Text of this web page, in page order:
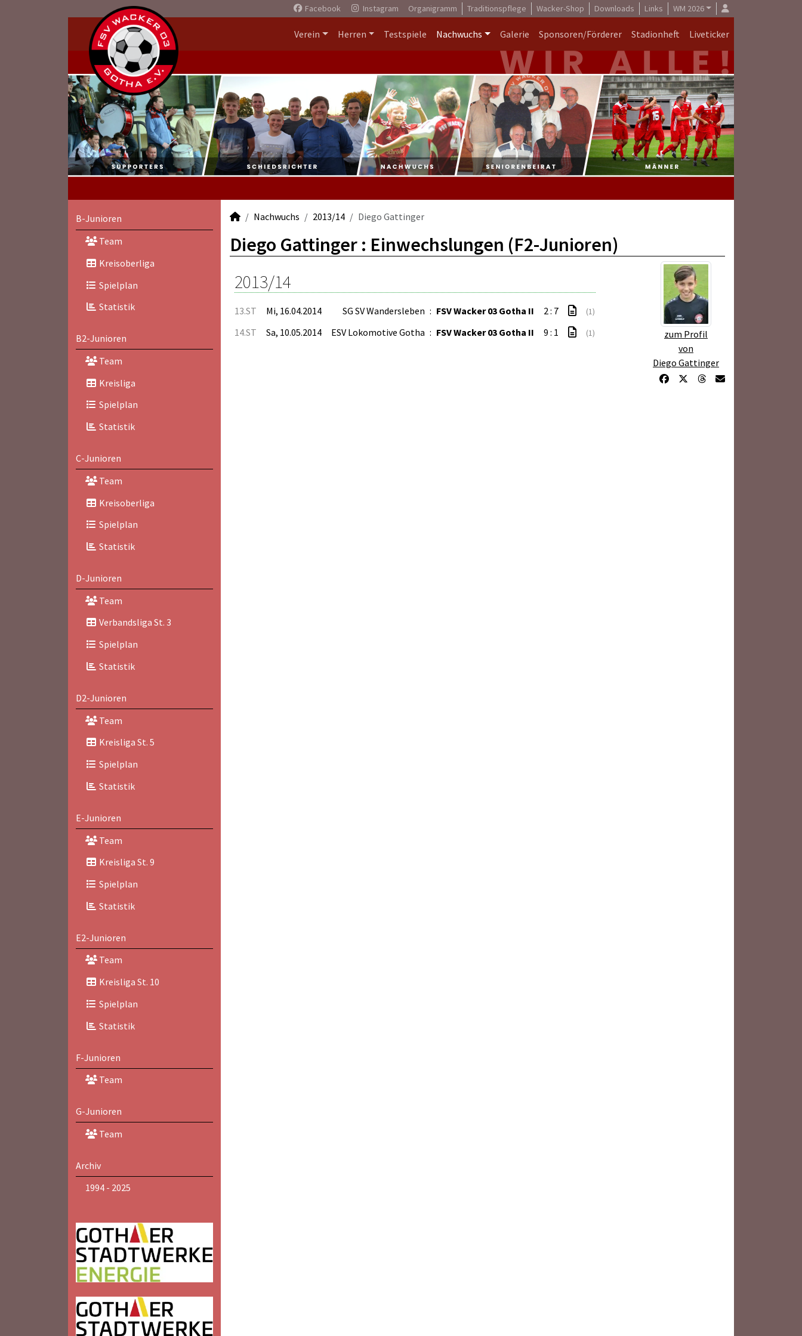
Facebook Instagram Organigramm Traditionspflege Wacker-Shop Downloads Links WM 2026
Verein Herren Testspiele Nachwuchs Galerie Sponsoren/Förderer Stadionheft Liveticker
B-Junioren
Team
Kreisoberliga
Spielplan
Statistik
B2-Junioren
Team
Kreisliga
Spielplan
Statistik
C-Junioren
Team
Kreisoberliga
Spielplan
Statistik
D-Junioren
Team
Verbandsliga St. 3
Spielplan
Statistik
D2-Junioren
Team
Kreisliga St. 5
Spielplan
Statistik
E-Junioren
Team
Kreisliga St. 9
Spielplan
Statistik
E2-Junioren
Team
Kreisliga St. 10
Spielplan
Statistik
F-Junioren
Team
G-Junioren
Team
Archiv
1994 - 2025
Nachwuchs 2013/14 Diego Gattinger
Diego Gattinger : Einwechslungen (F2-Junioren)
zum Profil
von
Diego Gattinger
2013/14
13.ST Mi, 16.04.2014 SG SV Wandersleben : FSV Wacker 03 Gotha II 2 : 7 (1)
14.ST Sa, 10.05.2014 ESV Lokomotive Gotha : FSV Wacker 03 Gotha II 9 : 1 (1)